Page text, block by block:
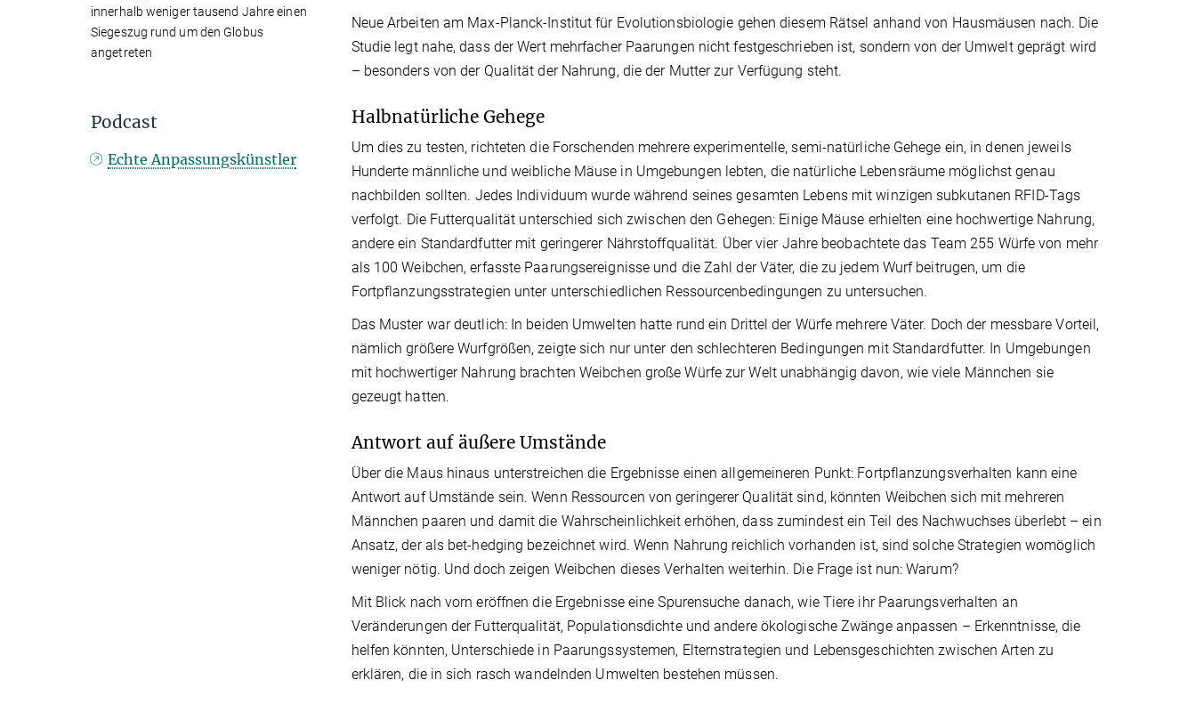
Neue Arbeiten am Max-Planck-Institut für Evolutionsbiologie gehen diesem Rätsel anhand von Hausmäusen nach. Die
Studie legt nahe, dass der Wert mehrfacher Paarungen nicht festgeschrieben ist, sondern von der Umwelt geprägt wird
– besonders von der Qualität der Nahrung, die der Mutter zur Verfügung steht.
Halbnatürliche Gehege
Um dies zu testen, richteten die Forschenden mehrere experimentelle, semi-natürliche Gehege ein, in denen jeweils
Hunderte männliche und weibliche Mäuse in Umgebungen lebten, die natürliche Lebensräume möglichst genau
nachbilden sollten. Jedes Individuum wurde während seines gesamten Lebens mit winzigen subkutanen RFID-Tags
verfolgt. Die Futterqualität unterschied sich zwischen den Gehegen: Einige Mäuse erhielten eine hochwertige Nahrung,
andere ein Standardfutter mit geringerer Nährstoffqualität. Über vier Jahre beobachtete das Team 255 Würfe von mehr
als 100 Weibchen, erfasste Paarungsereignisse und die Zahl der Väter, die zu jedem Wurf beitrugen, um die
Fortpflanzungsstrategien unter unterschiedlichen Ressourcenbedingungen zu untersuchen.
Das Muster war deutlich: In beiden Umwelten hatte rund ein Drittel der Würfe mehrere Väter. Doch der messbare Vorteil,
nämlich größere Wurfgrößen, zeigte sich nur unter den schlechteren Bedingungen mit Standardfutter. In Umgebungen
mit hochwertiger Nahrung brachten Weibchen große Würfe zur Welt unabhängig davon, wie viele Männchen sie
gezeugt hatten.
Antwort auf äußere Umstände
Über die Maus hinaus unterstreichen die Ergebnisse einen allgemeineren Punkt: Fortpflanzungsverhalten kann eine
Antwort auf Umstände sein. Wenn Ressourcen von geringerer Qualität sind, könnten Weibchen sich mit mehreren
Männchen paaren und damit die Wahrscheinlichkeit erhöhen, dass zumindest ein Teil des Nachwuchses überlebt – ein
Ansatz, der als bet-hedging bezeichnet wird. Wenn Nahrung reichlich vorhanden ist, sind solche Strategien womöglich
weniger nötig. Und doch zeigen Weibchen dieses Verhalten weiterhin. Die Frage ist nun: Warum?
Mit Blick nach vorn eröffnen die Ergebnisse eine Spurensuche danach, wie Tiere ihr Paarungsverhalten an
Veränderungen der Futterqualität, Populationsdichte und andere ökologische Zwänge anpassen – Erkenntnisse, die
helfen könnten, Unterschiede in Paarungssystemen, Elternstrategien und Lebensgeschichten zwischen Arten zu
erklären, die in sich rasch wandelnden Umwelten bestehen müssen.
innerhalb weniger tausend Jahre einen
Siegeszug rund um den Globus
angetreten
Podcast
Echte Anpassungskünstler